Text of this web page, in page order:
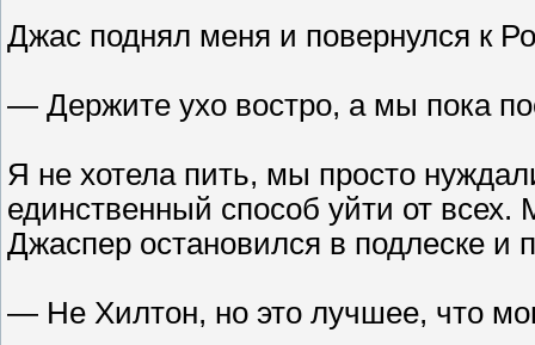
Джас поднял меня и повернулся к
— Держите ухо востро, а мы пока
Я не хотела пить, мы просто
единственный способ уйти от
Джаспер остановился в подлеске и
— Не Хилтон, но это лучшее, что